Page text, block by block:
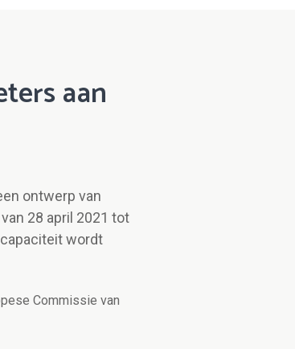
aan
ontwerp van
28 april 2021 tot
wordt
Commissie van